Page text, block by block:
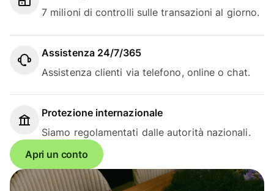
7 milioni di controlli sulle transazioni al giorno.
Assistenza 24/7/365
Assistenza clienti via telefono, online o chat.
Protezione internazionale
Siamo regolamentati dalle autorità nazionali.
Apri un conto